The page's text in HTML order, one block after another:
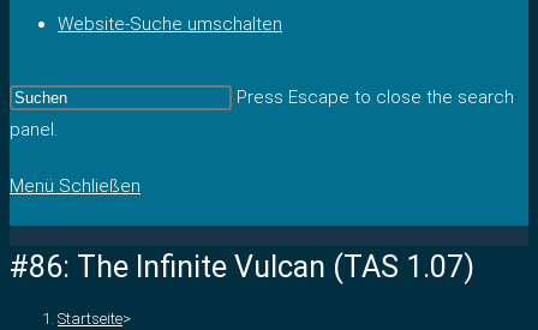
Website-Suche umschalten
Press Escape to close the search
panel.
Menü Schließen
#86: The Infinite Vulcan (TAS 1.07)
Startseite>